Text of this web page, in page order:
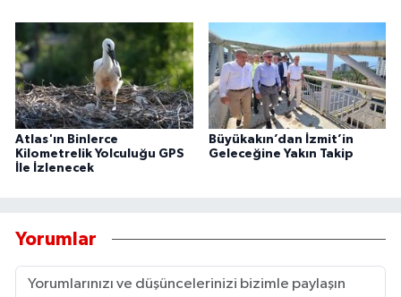
Atlas'ın Binlerce
Kilometrelik Yolculuğu GPS
İle İzlenecek
Büyükakın’dan İzmit’in
Geleceğine Yakın Takip
Yorumlar